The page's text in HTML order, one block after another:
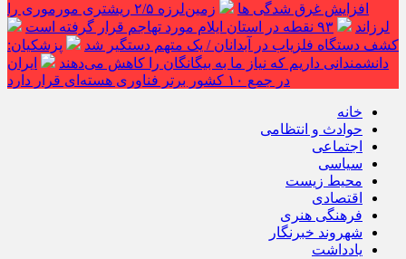
افزایش غرق شدگی ها
زمین‌لرزه ۲/۵ ریشتری مورموری را
لرزاند
۹۳ نقطه در استان ایلام مورد تهاجم قرار گرفته است
کشف دستگاه فلزیاب در آبدانان / یک متهم دستگیر شد
پزشکیان:
دانشمندانی داریم که نیاز ما به بیگانگان را کاهش می‌دهند
ایران
در جمع ۱۰ کشور برتر فناوری هسته‌ای قرار دارد
خانه
حوادث و انتظامی
اجتماعی
سیاسی
محیط زیست
اقتصادی
فرهنگی هنری
شهروند خبرنگار
یادداشت